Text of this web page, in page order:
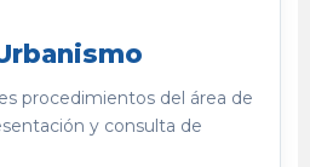
procedimientos del área de
y consulta de